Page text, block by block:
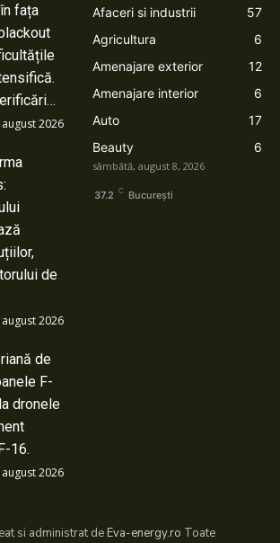
fața
august 2026
de
august 2026
de
F-
dronele
16.
2026
Afaceri si industrii
57
Agricultura
6
Amenajare exterior
12
Amenajare interior
6
Auto
17
Beauty
6
sâmbătă, august 8, 2026
37.2 C București
si administrat deEva-energy.ro Toate